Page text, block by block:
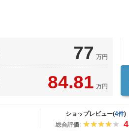
77 万円
84.81 万円
ショップレビュー(4件)
総合評価:
4